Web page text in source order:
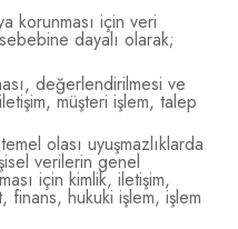
korunması için veri
dayalı olarak;
değerlendirilmesi ve
müşteri işlem, talep
olası uyuşmazlıklarda
verilerin genel
için kimlik, iletişim,
finans, hukuki işlem, işlem